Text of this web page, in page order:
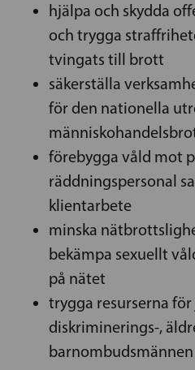
hjälpa och skydda
och trygga
tvingats till brott
säkerställa
för den nationella
förebygga våld mot
räddningspersonal
klientarbete
minska
bekämpa sexuellt
på nätet
trygga resurserna
diskriminerings-,
barnombudsmännen